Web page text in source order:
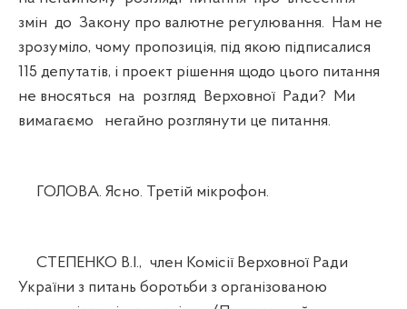
змін до Закону про валютне регулювання. Нам не
зрозуміло, чому пропозиція, під якою підписалися
115 депутатів, і проект рішення щодо цього питання
не вносяться на розгляд Верховної Ради? Ми
вимагаємо негайно розглянути це питання.
ГОЛОВА. Ясно. Третій мікрофон.
СТЕПЕНКО В.І., член Комісії Верховної Ради
України з питань боротьби з організованою